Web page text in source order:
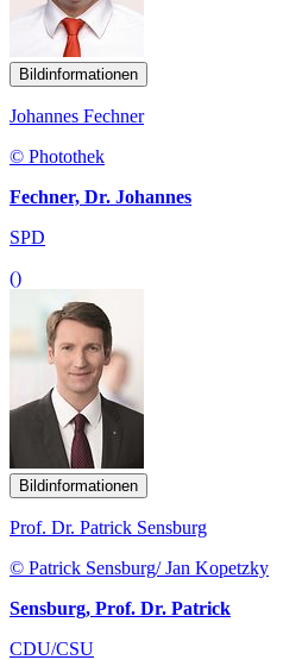
Bildinformationen
Johannes Fechner
© Photothek
Fechner, Dr. Johannes
SPD
()
Bildinformationen
Prof. Dr. Patrick Sensburg
© Patrick Sensburg/ Jan Kopetzky
Sensburg, Prof. Dr. Patrick
CDU/CSU